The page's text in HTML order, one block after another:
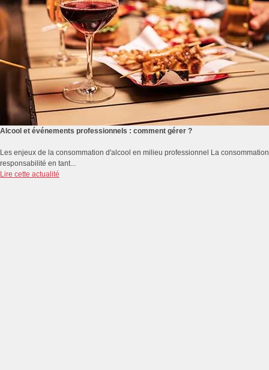
Alcool et événements professionnels : comment gérer ?
Les enjeux de la consommation d'alcool en milieu professionnel La
responsabilité en tant...
Lire cette actualité